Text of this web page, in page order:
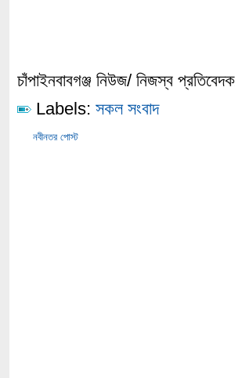
চাঁপাইনবাবগঞ্জ নিউজ/ নিজস্ব
Labels: সকল সংবাদ
নবীনতর পোস্ট